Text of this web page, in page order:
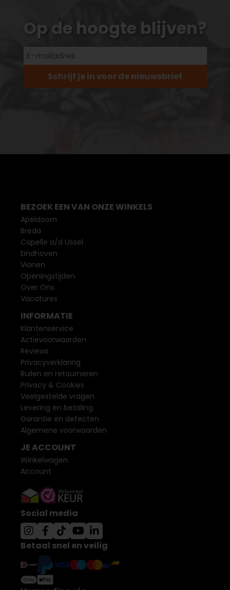
Op de hoogte blijven?
Schrijf je in voor de nieuwsbrief
BEZOEK EEN VAN ONZE WINKELS
Apeldoorn
Breda
Capelle a/d IJssel
Eindhoven
Vianen
Openingstijden
Over Ons
Vacatures
INFORMATIE
Klantenservice
Actievoorwaarden
Reviews
Privacyverklaring
Ruilen en retourneren
Privacy & Cookies
Veelgestelde vragen
Levering en betaling
Garantie en defecten
Algemene voorwaarden
JE ACCOUNT
Winkelwagen
Account
Social media
Betaal snel en veilig